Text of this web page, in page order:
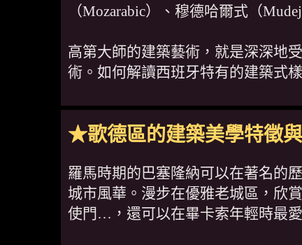
（Mozarabic）、穆德哈爾式（
高第大師的建築藝術，就是深深地
術。如何解讀西班牙特有的建築式
★歌德區的建築美學特徵
羅馬時期的巴塞隆納可以在著名的
城市風華。漫步在優雅老城區，欣
使門…，還可以在畢卡索年輕時最愛